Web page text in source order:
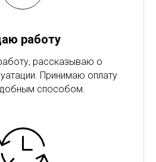
работу
рассказываю о
Принимаю оплату
способом.